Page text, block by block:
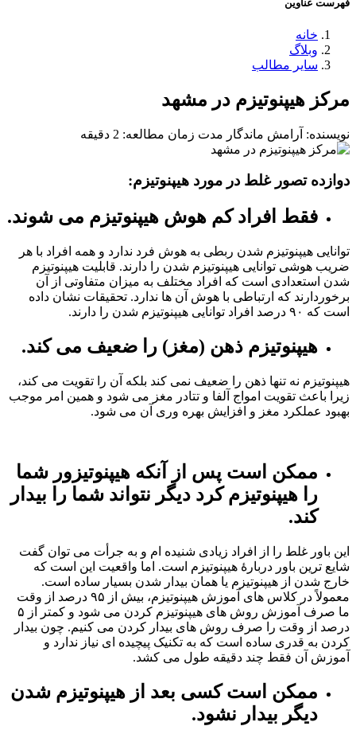
فهرست عناوین
خانه
وبلاگ
سایر مطالب
مرکز هیپنوتیزم در مشهد
نویسنده: آرامش ماندگار مدت زمان مطالعه: 2 دقیقه
دوازده تصور غلط در مورد هیپنوتیزم:
فقط افراد کم هوش هیپنوتیزم می شوند.
توانایی هیپنوتیزم شدن ربطی به هوش فرد ندارد و همه افراد با هر
ضریب هوشی توانایی هیپنوتیزم شدن را دارند. قابلیت هیپنوتیزم
شدن استعدادی است که افراد مختلف به میزان متفاوتی از آن
برخوردارند که ارتباطی با هوش آن ها ندارد. تحقیقات نشان داده
است که ۹۰ درصد افراد توانایی هیپنوتیزم شدن را دارند.
هیپنوتیزم ذهن (مغز) را ضعیف می کند.
هیپنوتیزم نه تنها ذهن را ضعیف نمی کند بلکه آن را تقویت می کند،
زیرا باعث تقویت امواج آلفا و تتادر مغز می شود و همین امر موجب
بهبود عملکرد مغز و افزایش بهره وری آن می شود.
ممکن است پس از آنکه هیپنوتیزور شما
را هیپنوتیزم کرد دیگر نتواند شما را بیدار
کند.
این باور غلط را از افراد زیادی شنیده ام و به جرأت می توان گفت
شایع ترین باور دربارۀ هیپنوتیزم است. اما واقعیت این است که
خارج شدن از هیپنوتیزم یا همان بیدار شدن بسیار ساده است.
معمولاً در کلاس های آموزش هیپنوتیزم، بیش از ۹۵ درصد از وقت
ما صرف آموزش روش های هیپنوتیزم کردن می شود و کمتر از ۵
درصد از وقت را صرف روش های بیدار کردن می کنیم. چون بیدار
کردن به قدری ساده است که به تکنیک پیچیده ای نیاز ندارد و
آموزش آن فقط چند دقیقه طول می کشد.
ممکن است کسی بعد از هیپنوتیزم شدن
دیگر بیدار نشود.